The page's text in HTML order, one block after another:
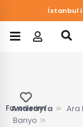
İstanbul
Favorilerim
Anasayfa Ara
Banyo